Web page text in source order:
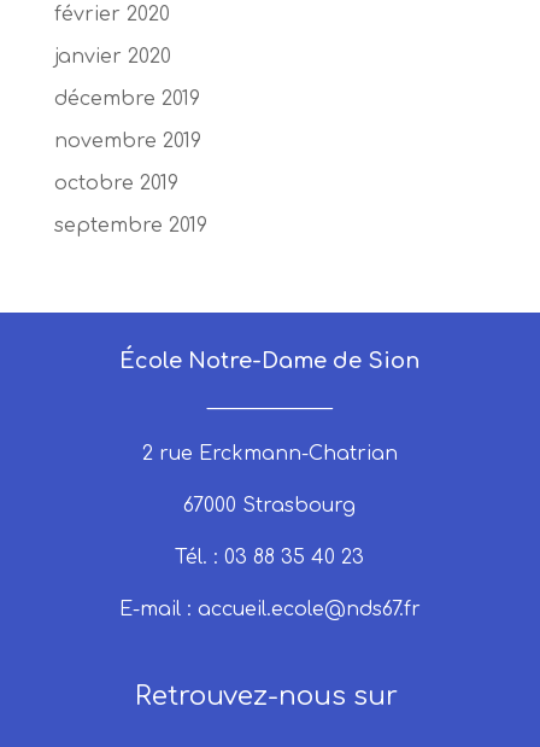
février 2020
janvier 2020
décembre 2019
novembre 2019
octobre 2019
septembre 2019
École Notre-Dame de Sion
2 rue Erckmann-Chatrian
67000 Strasbourg
Tél. : 03 88 35 40 23
E-mail : accueil.ecole@nds67.fr
Retrouvez-nous sur